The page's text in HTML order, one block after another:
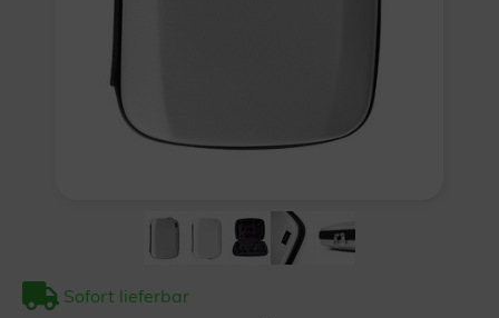
Sofort lieferbar